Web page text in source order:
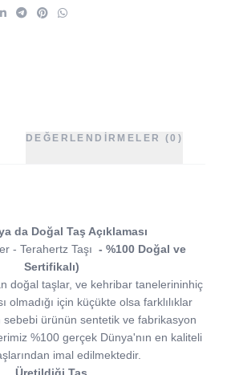
DEĞERLENDIRMELER (0)
da Doğal Taş Açıklaması
- Terahertz Taşı - %100 Doğal ve
Sertifikalı)
doğal taşlar, ve kehribar tanelerininhiç
olmadığı için küçükte olsa farklılıklar
sebebi ürünün sentetik ve fabrikasyon
%100 gerçek Dünya'nın en kaliteli
imal edilmektedir.